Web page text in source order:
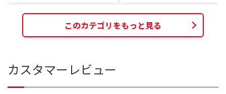
このカテゴリをもっと見る
カスタマーレビュー